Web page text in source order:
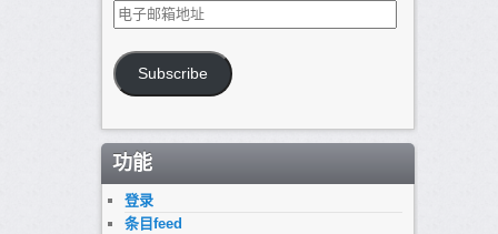
电
子
箱
地
Subscribe
功能
登录
条目feed